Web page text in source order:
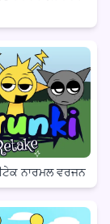
ਨਾਰਮਲ ਵਰਜਨ